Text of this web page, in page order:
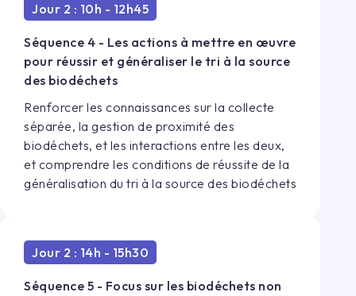
Jour 2 : 10h - 12h45
Séquence 4 - Les actions à mettre en œuvre
pour réussir et généraliser le tri à la source
des biodéchets
Renforcer les connaissances sur la collecte
séparée, la gestion de proximité des
biodéchets, et les interactions entre les deux,
et comprendre les conditions de réussite de la
généralisation du tri à la source des biodéchets
Jour 2 : 14h - 15h30
Séquence 5 - Focus sur les biodéchets non